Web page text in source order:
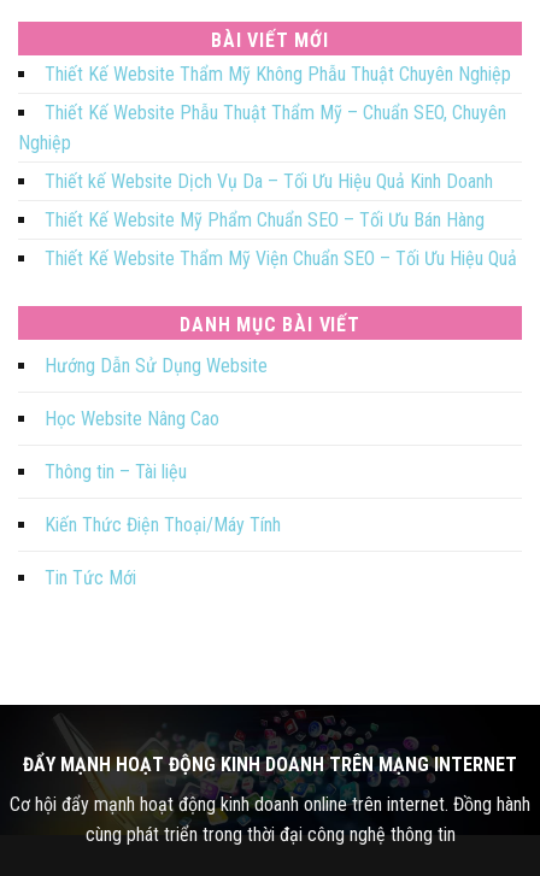
BÀI VIẾT MỚI
Thiết Kế Website Thẩm Mỹ Không Phẫu Thuật Chuyên Nghiệp
Thiết Kế Website Phẫu Thuật Thẩm Mỹ – Chuẩn SEO, Chuyên
Nghiệp
Thiết kế Website Dịch Vụ Da – Tối Ưu Hiệu Quả Kinh Doanh
Thiết Kế Website Mỹ Phẩm Chuẩn SEO – Tối Ưu Bán Hàng
Thiết Kế Website Thẩm Mỹ Viện Chuẩn SEO – Tối Ưu Hiệu Quả
DANH MỤC BÀI VIẾT
Hướng Dẫn Sử Dụng Website
Học Website Nâng Cao
Thông tin – Tài liệu
Kiến Thức Điện Thoại/Máy Tính
Tin Tức Mới
ĐẨY MẠNH HOẠT ĐỘNG KINH DOANH TRÊN MẠNG INTERNET
Cơ hội đẩy mạnh hoạt động kinh doanh online trên internet. Đồng hành
cùng phát triển trong thời đại công nghệ thông tin